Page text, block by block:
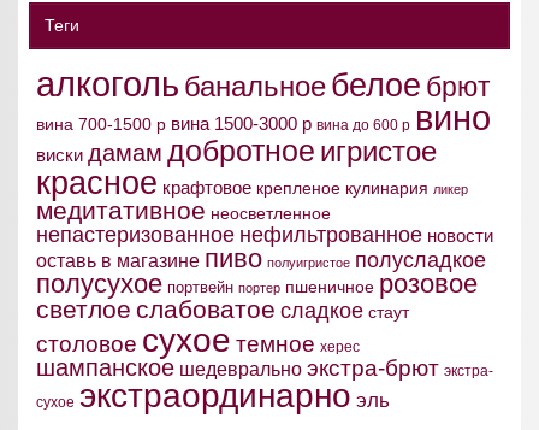
Теги
алкоголь банальноебелое брют
вина 700-1500 р вина 1500-3000 р вина до 600 р вино
виски дамам добротное игристое
красное крафтовое крепленое кулинария ликер
медитативное неосветленное
непастеризованное нефильтрованное новости
оставь в магазине пиво полуигристое полусладкое
полусухое портвейн портер пшеничное розовое
светлое слабоватое сладкое стаут
столовое сухое темное херес
шампанское шедеврально экстра-брют экстра-
сухое экстраординарно эль